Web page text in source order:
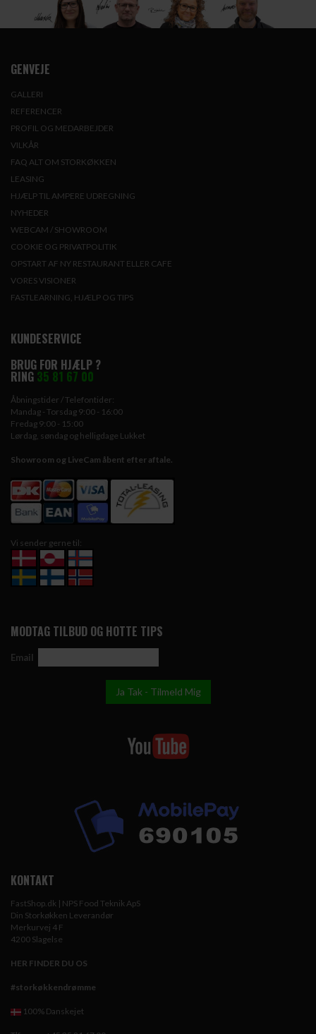
GENVEJE
GALLERI
REFERENCER
PROFIL OG MEDARBEJDER
VILKÅR
FAQ ALT OM STORKØKKEN
LEASING
HJÆLP TIL AMPERE UDREGNING
NYHEDER
WEBCAM / SHOWROOM
COOKIE OG PRIVATPOLITIK
OPSTART AF NY RESTAURANT ELLER CAFE
VORES VISIONER
FASTLEARNING, HJÆLP OG TIPS
KUNDESERVICE
BRUG FOR HJÆLP ?
RING 35 81 67 00
Åbningstider / Telefontider:
Mandag - Torsdag 9:00 - 16:00
Fredag 9:00 - 15:00
Lørdag, søndag og helligdage Lukket
Showroom og LiveCam åbent efter aftale.
Vi sender gerne til:
MODTAG TILBUD OG HOTTE TIPS
Email
KONTAKT
FastShop.dk | NPS Food Teknik ApS
Din Storkøkken Leverandør
Merkurvej 4 F
4200 Slagelse
HER FINDER DU OS
#storkøkkendrømme
100% Danskejet